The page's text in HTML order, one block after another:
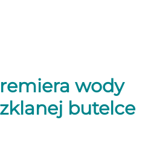
wody
butelce